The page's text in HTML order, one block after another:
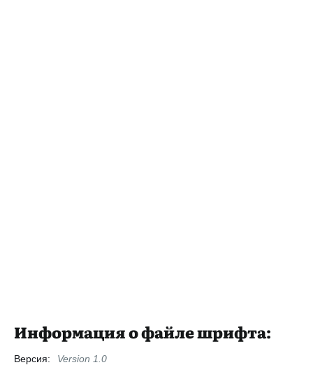
Информация о файле шрифта:
Версия:
Version 1.0